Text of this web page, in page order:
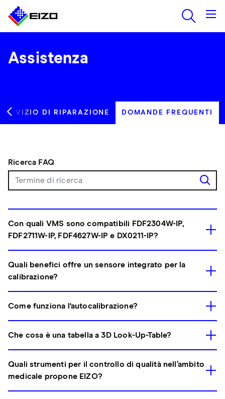
Assistenza
SERVIZIO DI RIPARAZIONE DOMANDE FREQUENTI
Ricerca FAQ
Con quali VMS sono compatibili FDF2304W-IP,
FDF2711W-IP, FDF4627W-IP e DX0211-IP?
Quali benefici offre un sensore integrato per la
calibrazione?
Come funziona l‘autocalibrazione?
Che cosa è una tabella a 3D Look-Up-Table?
Quali strumenti per il controllo di qualità nell’ambito
medicale propone EIZO?